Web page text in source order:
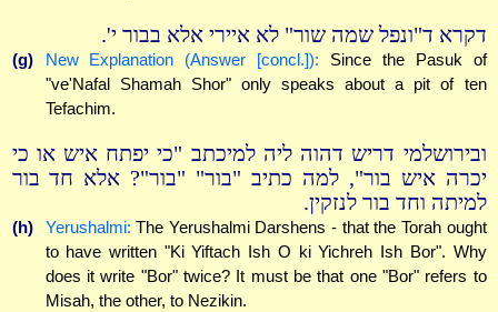
דקרא ד"ונפל שמה שור" לא איירי אלא בבור י'.
(g) New Explanation (Answer [concl.]): Since the Pasuk of
"ve'Nafal Shamah Shor" only speaks about a pit of ten
Tefachim.
ובירושלמי דריש דהוה ליה למיכתב "כי יפתח איש או כי
יכרה איש בור", למה כתיב "בור" "בור"? אלא חד בור
למיתה וחד בור לנזקין.
(h) Yerushalmi: The Yerushalmi Darshens - that the Torah ought
to have written "Ki Yiftach Ish O ki Yichreh Ish Bor". Why
does it write "Bor" twice? It must be that one "Bor" refers to
Misah, the other, to Nezikin.